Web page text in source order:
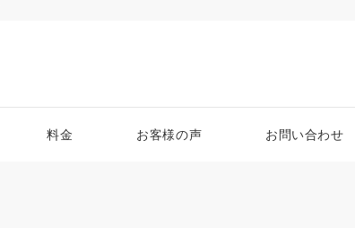
料金 お客様の声 お問い合わせ